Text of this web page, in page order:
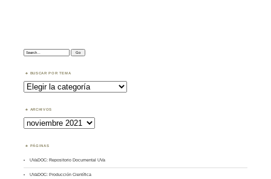
Search:
BUSCAR POR TEMA
Buscar
por
Tema
ARCHIVOS
Archivos
PÁGINAS
UVaDOC: Repositorio Documental UVa
UVaDOC: Producción Científica